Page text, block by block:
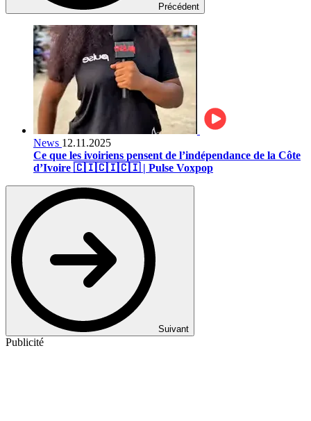
Précédent
News 12.11.2025
Ce que les ivoiriens pensent de l’indépendance de la Côte
d’Ivoire 🇨🇮🇨🇮🇨🇮 | Pulse Voxpop
Suivant
Publicité